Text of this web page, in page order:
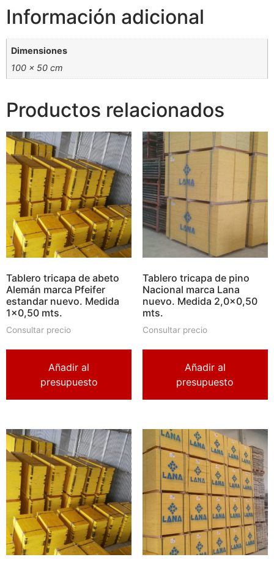
Información adicional
Dimensiones
100 × 50 cm
Productos relacionados
Tablero tricapa de abeto
Alemán marca Pfeifer
estandar nuevo. Medida
1×0,50 mts.
Consultar precio
Añadir al
presupuesto
Tablero tricapa de pino
Nacional marca Lana
nuevo. Medida 2,0×0,50
mts.
Consultar precio
Añadir al
presupuesto